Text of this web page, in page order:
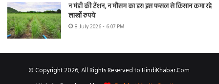
न मंडी की टेंशन, न मौसम का डर! इस फसल से किसान कमा रहे
लाखों रुपये
8 July 2026 - 6:07 PM
© Copyright 2026, All Rights Reserved to HindiKhabar.Com